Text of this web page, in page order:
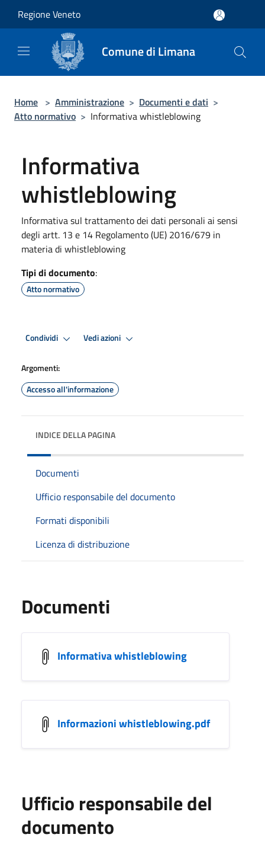
Regione Veneto
Comune di Limana
Home > Amministrazione > Documenti e dati >
Atto normativo > Informativa whistleblowing
Informativa
whistleblowing
Informativa sul trattamento dei dati personali ai sensi
degli artt. 13 e 14 Regolamento (UE) 2016/679 in
materia di whistleblowing
Tipi di documento:
Atto normativo
Condividi Vedi azioni
Argomenti:
Accesso all'informazione
INDICE DELLA PAGINA
Documenti
Ufficio responsabile del documento
Formati disponibili
Licenza di distribuzione
Documenti
Informativa whistleblowing
Informazioni whistleblowing.pdf
Ufficio responsabile del
documento